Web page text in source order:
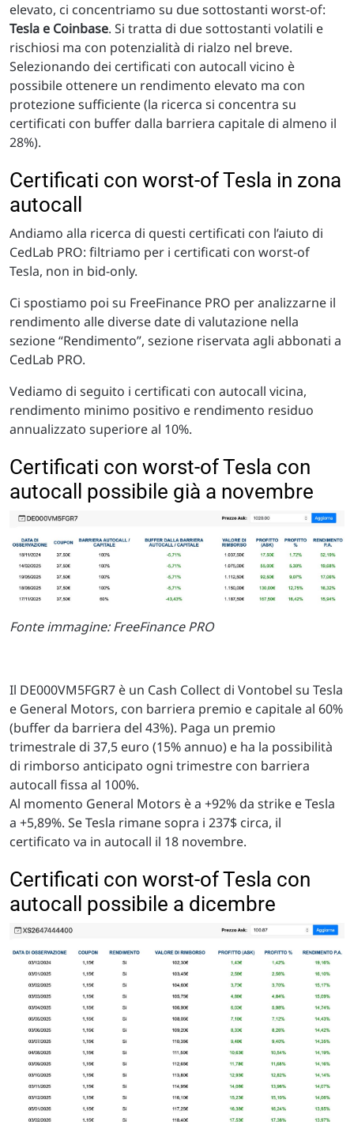
elevato, ci concentriamo su due sottostanti worst-of:
Tesla e Coinbase. Si tratta di due sottostanti volatili e
rischiosi ma con potenzialità di rialzo nel breve.
Selezionando dei certificati con autocall vicino è
possibile ottenere un rendimento elevato ma con
protezione sufficiente (la ricerca si concentra su
certificati con buffer dalla barriera capitale di almeno il
28%).
Certificati con worst-of Tesla in zona
autocall
Andiamo alla ricerca di questi certificati con l’aiuto di
CedLab PRO: filtriamo per i certificati con worst-of
Tesla, non in bid-only.
Ci spostiamo poi su FreeFinance PRO per analizzarne il
rendimento alle diverse date di valutazione nella
sezione “Rendimento”, sezione riservata agli abbonati a
CedLab PRO.
Vediamo di seguito i certificati con autocall vicina,
rendimento minimo positivo e rendimento residuo
annualizzato superiore al 10%.
Certificati con worst-of Tesla con
autocall possibile già a novembre
Fonte immagine: FreeFinance PRO
Il DE000VM5FGR7 è un Cash Collect di Vontobel su Tesla
e General Motors, con barriera premio e capitale al 60%
(buffer da barriera del 43%). Paga un premio
trimestrale di 37,5 euro (15% annuo) e ha la possibilità
di rimborso anticipato ogni trimestre con barriera
autocall fissa al 100%.
Al momento General Motors è a +92% da strike e Tesla
a +5,89%. Se Tesla rimane sopra i 237$ circa, il
certificato va in autocall il 18 novembre.
Certificati con worst-of Tesla con
autocall possibile a dicembre